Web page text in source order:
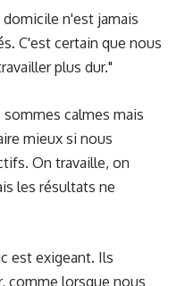
domicile n'est jamais
C'est certain que nous
plus dur."
sommes calmes mais
mieux si nous
On travaille, on
les résultats ne
est exigeant. Ils
comme lorsque nous